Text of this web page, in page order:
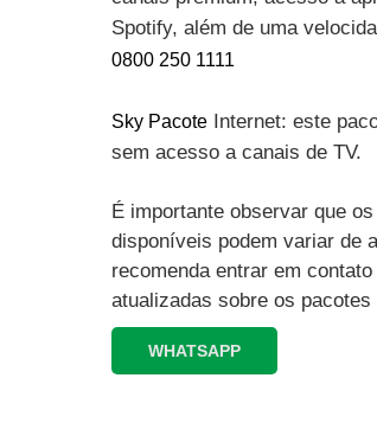
Spotify, além de uma
0800 250 1111
Sky Pacote Internet: este
sem acesso a canais de TV.
É importante observar que
disponíveis podem variar de
recomenda entrar em
atualizadas sobre os
WHATSAPP